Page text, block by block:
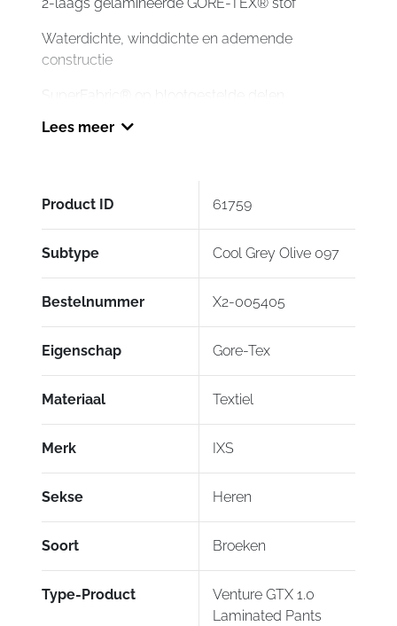
097
aantal
Waterdichte, winddichte en ademende
constructie
SuperFabric® op blootgestelde delen
T.O.S. materiaal toepassingen
Variabele ventilatieopeningen
Versterkte heup, knie en binnenkant van het
been
Rits aan de pijpen
Reflecterende elementen
(voorkant)
Korte verbindingsrits (achterkant)
Broek gecertificeerd volgens EN17092-3:2020
(AA)
Honingraat kniebeschermers gecertificeerd
volgens EN 1621-1:2012, niveau 2
Lees meer
Product ID 61759
Subtype Cool Grey Olive 097
Bestelnummer X2-005405
Eigenschap Gore-Tex
Materiaal Textiel
Merk IXS
Sekse Heren
Soort Broeken
Type-Product
Venture GTX 1.0
Laminated Pants